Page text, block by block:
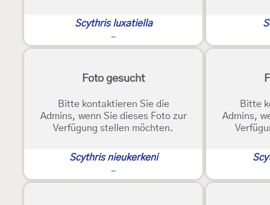
Scythris luxatiella
-
Foto gesucht
Bitte kontaktieren Sie die
Admins, wenn Sie dieses Foto zur
Verfügung stellen möchten.
Scythris nieukerkeni
-
Bitte
Admins,